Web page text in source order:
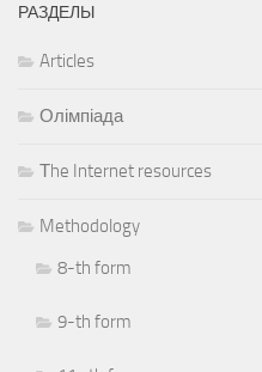
РАЗДЕЛЫ
Articles
Олімпіада
Тhe Internet resources
Methodology
8-th form
9-th form